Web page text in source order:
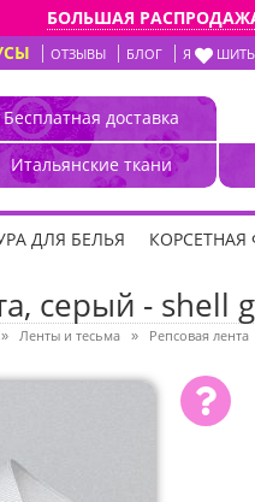
БОЛЬШАЯ
ОТЗЫВЫ БЛОГ Я
Бесплатная доставка
Итальянские ткани
ДЛЯ БЕЛЬЯ КОРСЕТНАЯ
серый - shell
» Ленты и тесьма » Репсовая лента